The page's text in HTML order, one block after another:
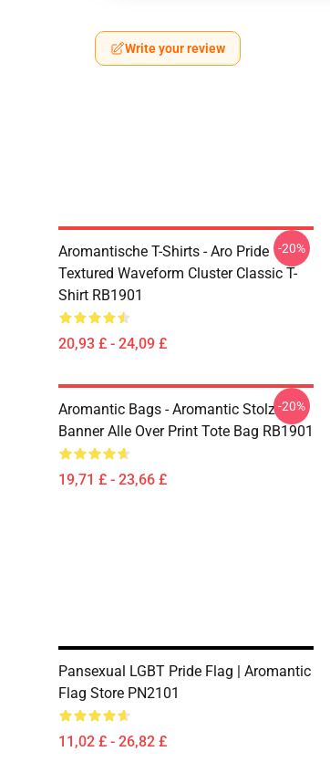
Write your review
Aromantische T-Shirts - Aro Pride
Textured Waveform Cluster Classic T-
Shirt RB1901
20,93 £ - 24,09 £
-20%
Aromantic Bags - Aromantic Stolz
Banner Alle Over Print Tote Bag RB1901
19,71 £ - 23,66 £
-20%
Pansexual LGBT Pride Flag | Aromantic
Flag Store PN2101
11,02 £ - 26,82 £